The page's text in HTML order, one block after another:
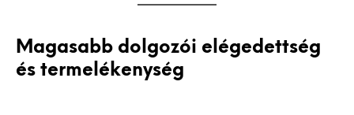
Magasabb dolgozói elégedettség
és termelékenység